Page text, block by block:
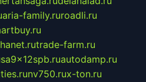
aria-family.ruroadli.ru
trade-farm.ru
autodamp.ru
nv750.rux-ton.ru